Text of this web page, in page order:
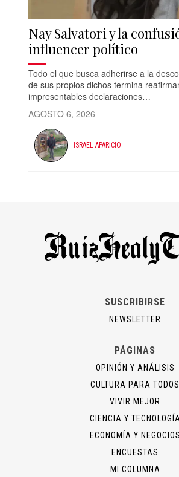
Nay Salvatori y la
influencer político
Todo el que busca adherirse a la
de sus propios dichos termina
impresentables declaraciones…
AGOSTO 6, 2026
ISRAEL APARICIO
SUSCRIBIRSE
NEWSLETTER
PÁGINAS
OPINIÓN Y ANÁLISIS
CULTURA PARA TODOS
VIVIR MEJOR
CIENCIA Y TECNOLOGÍA
ECONOMÍA Y NEGOCIOS
ENCUESTAS
MI COLUMNA